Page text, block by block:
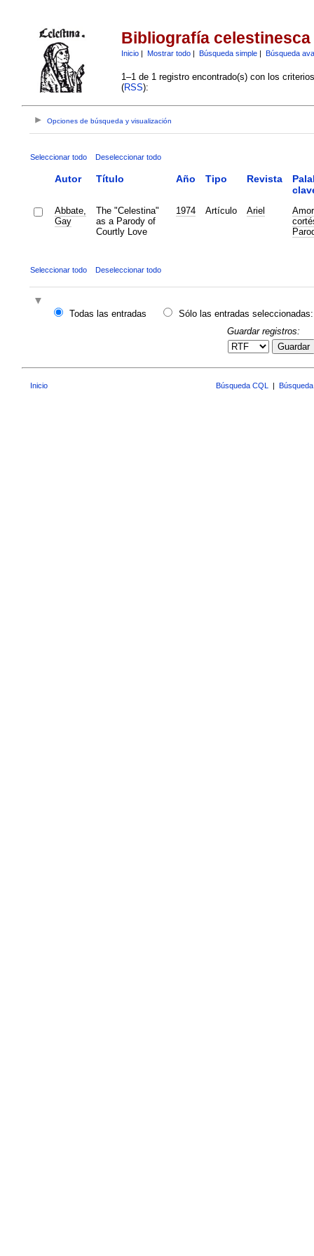
Bibliografía celestinesca
Inicio| Mostrar todo| Búsqueda simple| Búsqueda
1–1 de 1 registro encontrado(s) con los
(RSS):
Opciones de búsqueda y visualización
Seleccionar todo Deseleccionar todo
Autor Título Año Tipo Revista
Abbate,
Gay
The "Celestina"
as a Parody of
Courtly Love
1974 Artículo Ariel
Amor
Seleccionar todo Deseleccionar todo
Todas las entradas
Sólo las entradas seleccionadas:
Guardar registros:
Guardar
Inicio Búsqueda CQL